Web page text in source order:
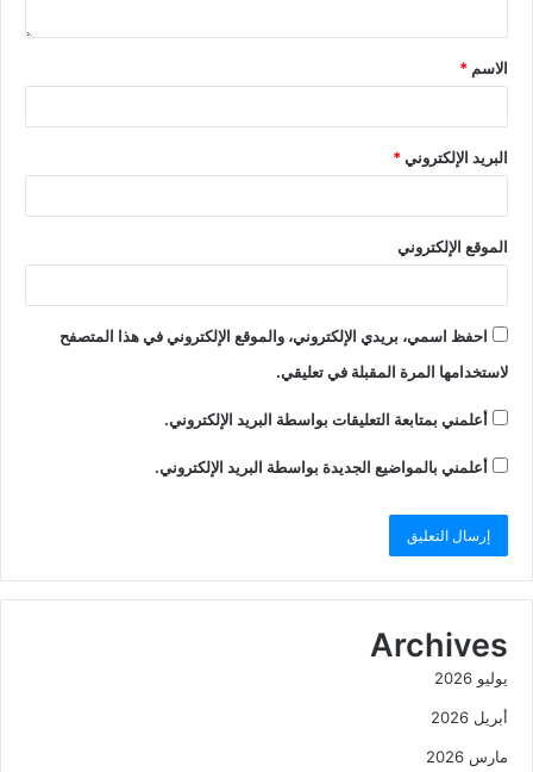
الاسم *
البريد الإلكتروني*
الموقع الإلكتروني
احفظ اسمي، بريدي الإلكتروني، والموقع الإلكتروني في هذا المتصفح
لاستخدامها المرة المقبلة في تعليقي.
أعلمني بمتابعة التعليقات بواسطة البريد الإلكتروني.
أعلمني بالمواضيع الجديدة بواسطة البريد الإلكتروني.
Archives
يوليو 2026
أبريل 2026
مارس 2026